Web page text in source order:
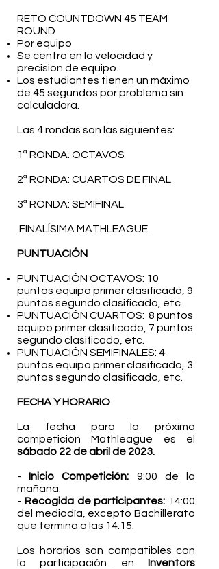
RETO COUNTDOWN 45 TEAM
ROUND
Por equipo
Se centra en la velocidad y
precisión de equipo.
Los estudiantes tienen un máximo
de 45 segundos por problema sin
calculadora.
Las 4 rondas son las siguientes:
1ª RONDA: OCTAVOS
2ª RONDA: CUARTOS DE FINAL
3ª RONDA: SEMIFINAL
FINALÍSIMA MATHLEAGUE.
PUNTUACIÓN
PUNTUACIÓN OCTAVOS: 10
puntos equipo primer clasificado, 9
puntos segundo clasificado, etc.
PUNTUACIÓN CUARTOS: 8 puntos
equipo primer clasificado, 7 puntos
segundo clasificado, etc.
PUNTUACIÓN SEMIFINALES: 4
puntos equipo primer clasificado, 3
puntos segundo clasificado, etc.
FECHA Y HORARIO
La fecha para la próxima
competición Mathleague es el
sábado 22 de abril de 2023.
​- Inicio Competición: 9:00 de la
mañana.
- Recogida de participantes: 14:00
del mediodía, excepto Bachillerato
que termina a las 14:15.
Los horarios son compatibles con
la participación en Inventors